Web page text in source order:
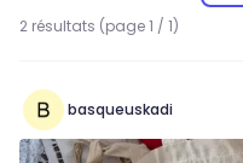
2 résultats (page 1 / 1)
basqueuskadi